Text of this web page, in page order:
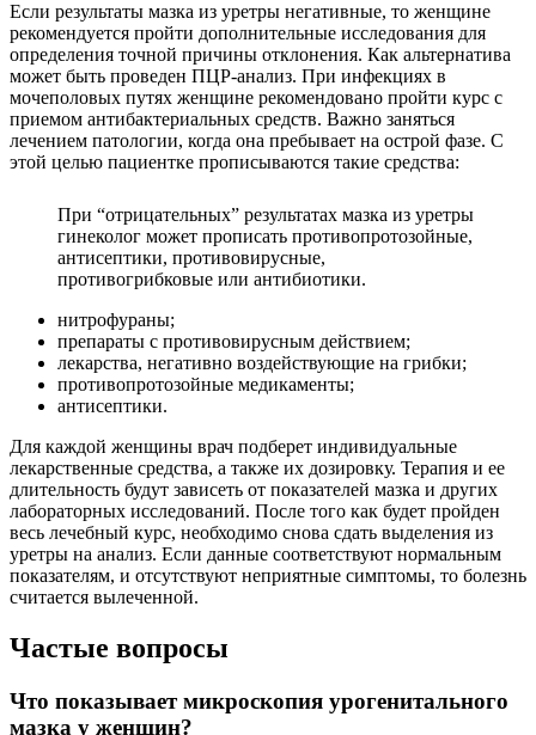
Если результаты мазка из уретры негативные, то женщине
рекомендуется пройти дополнительные исследования для
определения точной причины отклонения. Как альтернатива
может быть проведен ПЦР-анализ. При инфекциях в
мочеполовых путях женщине рекомендовано пройти курс с
приемом антибактериальных средств. Важно заняться
лечением патологии, когда она пребывает на острой фазе. С
этой целью пациентке прописываются такие средства:
При “отрицательных” результатах мазка из уретры
гинеколог может прописать противопротозойные,
антисептики, противовирусные,
противогрибковые или антибиотики.
нитрофураны;
препараты с противовирусным действием;
лекарства, негативно воздействующие на грибки;
противопротозойные медикаменты;
антисептики.
Для каждой женщины врач подберет индивидуальные
лекарственные средства, а также их дозировку. Терапия и ее
длительность будут зависеть от показателей мазка и других
лабораторных исследований. После того как будет пройден
весь лечебный курс, необходимо снова сдать выделения из
уретры на анализ. Если данные соответствуют нормальным
показателям, и отсутствуют неприятные симптомы, то болезнь
считается вылеченной.
Частые вопросы
Что показывает микроскопия урогенитального
мазка у женщин?